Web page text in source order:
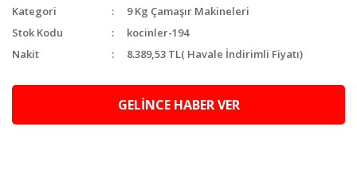
Kategori
9 Kg Çamaşır Makineleri
Stok Kodu
kocinler-194
Nakit
8.389,53 TL( Havale İndirimli Fiyatı)
GELİNCE HABER VER